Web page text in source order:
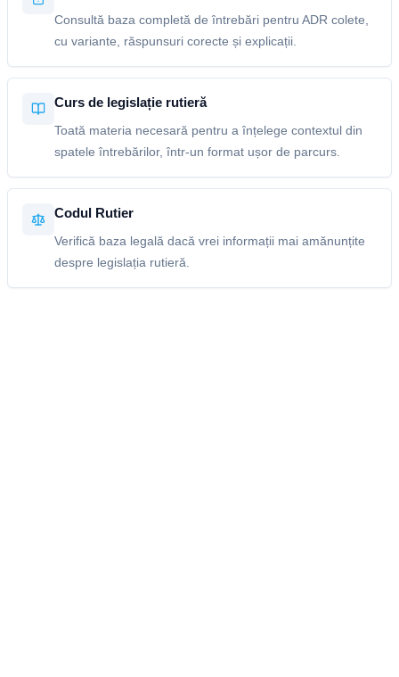
Consultă baza completă de întrebări pentru ADR colete,
cu variante, răspunsuri corecte și explicații.
Curs de legislație rutieră
Toată materia necesară pentru a înțelege contextul din
spatele întrebărilor, într-un format ușor de parcurs.
Codul Rutier
Verifică baza legală dacă vrei informații mai amănunțite
despre legislația rutieră.